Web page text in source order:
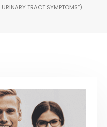
TRACT SYMPTOMS“)